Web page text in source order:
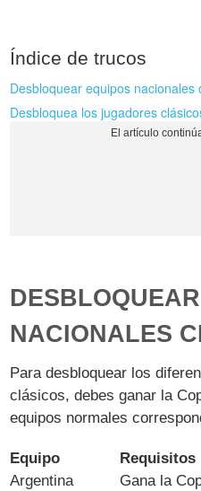
Índice de trucos
Desbloquear equipos nacionales
Desbloquea los jugadores
NACIONALES
Para desbloquear los
clásicos, debes ganar la
equipos normales
Equipo
Requisitos
Argentina
Gana la